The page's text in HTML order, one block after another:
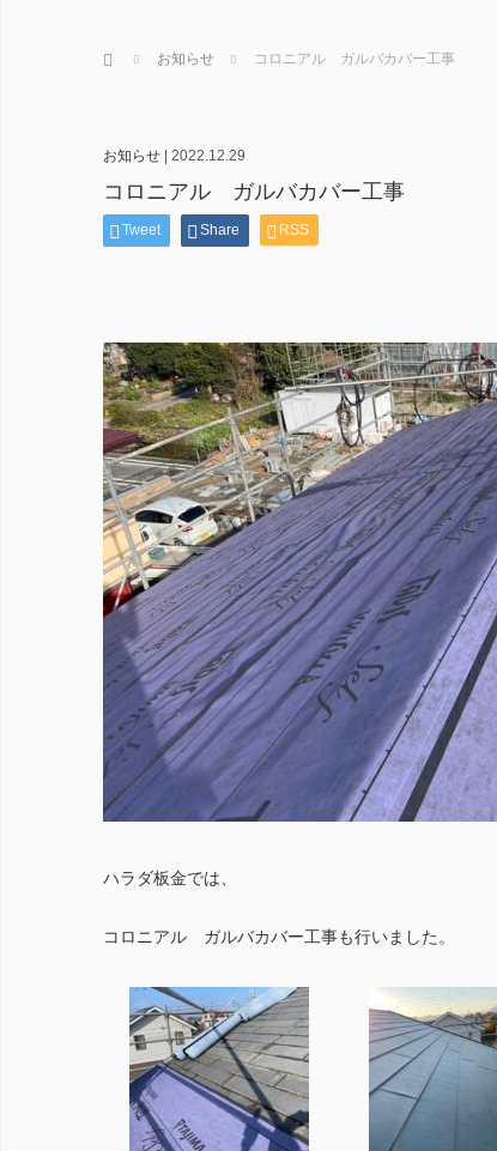
ホーム お知らせ コロニアル ガルバカバー工事
お知らせ| 2022.12.29
コロニアル ガルバカバー工事
Tweet Share RSS
ハラダ板金では、
コロニアル ガルバカバー工事も行いました。